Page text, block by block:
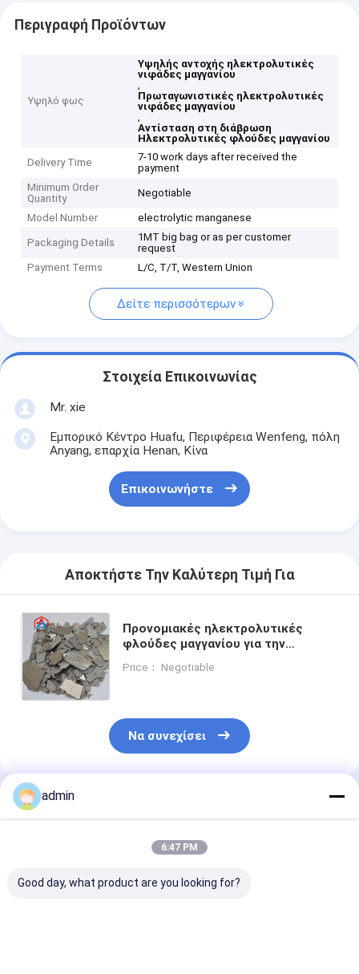
Περιγραφή Προϊόντων
Υψηλό φως
Υψηλής αντοχής ηλεκτρολυτικές
νιφάδες μαγγανίου
,
Πρωταγωνιστικές ηλεκτρολυτικές
νιφάδες μαγγανίου
,
Αντίσταση στη διάβρωση
Ηλεκτρολυτικές φλούδες μαγγανίου
Delivery Time
7-10 work days after received the
payment
Minimum Order
Quantity
Negotiable
Model Number electrolytic manganese
Packaging Details
1MT big bag or as per customer
request
Payment Terms
L/C, T/T, Western Union
Δείτε περισσότερων
Στοιχεία Επικοινωνίας
Mr. xie
Εμπορικό Κέντρο Huafu, Περιφέρεια Wenfeng, πόλη
Anyang, επαρχία Henan, Κίνα
Επικοινωνήστε
Αποκτήστε Την Καλύτερη Τιμή Για
Προνομιακές ηλεκτρολυτικές
φλούδες μαγγανίου για την
και βελτιωμένη αντοχή στη
Price： Negotiable
Να συνεχίσει
Συνιστώμενα Προϊόντα
admin
6:47 PM
Good day, what product are you looking for?